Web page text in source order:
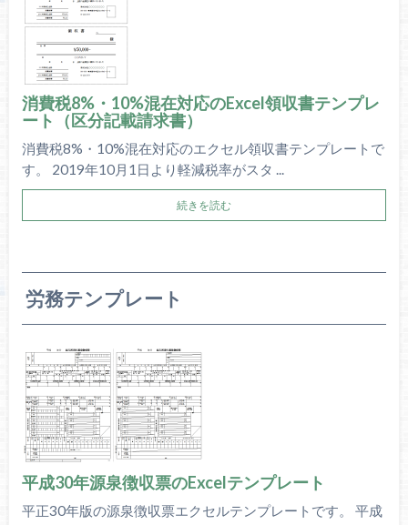
消費税8%・10%混在対応のExcel領収書テンプレ
ート（区分記載請求書）
消費税8%・10%混在対応のエクセル領収書テンプレートで
す。 2019年10月1日より軽減税率がスタ ...
続きを読む
労務テンプレート
平成30年源泉徴収票のExcelテンプレート
平正30年版の源泉徴収票エクセルテンプレートです。 平成